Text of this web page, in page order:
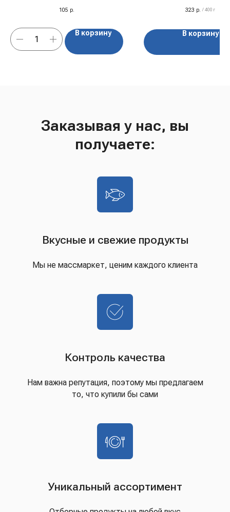
105 р.
В корзину
323 р. / 400 г
В корзину
Заказывая у нас, вы
получаете:
Вкусные и свежие продукты
Мы не массмаркет, ценим каждого клиента
Контроль качества
Нам важна репутация, поэтому мы предлагаем
то, что купили бы сами
Уникальный ассортимент